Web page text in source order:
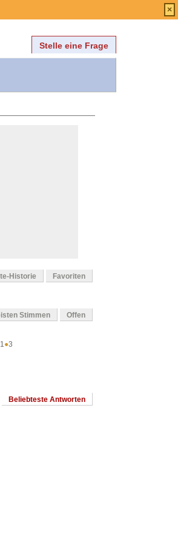
Stelle eine Frage
Historie Favoriten
Stimmen Offen
1●3
Beliebteste Antworten
×